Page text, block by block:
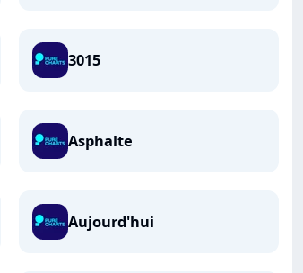
3015
Asphalte
Aujourd'hui